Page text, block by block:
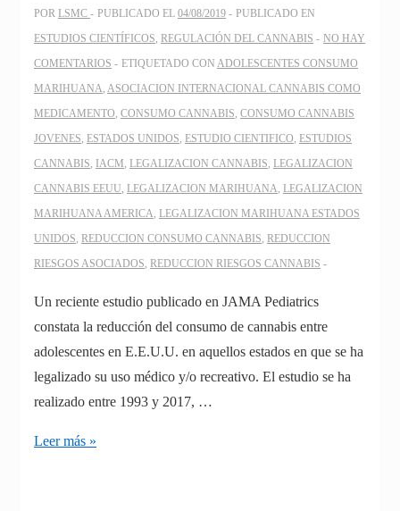
POR LSMC PUBLICADO EL 04/08/2019
PUBLICADO EN
ESTUDIOS CIENTÍFICOS, REGULACIÓN DEL CANNABIS
NO HAY
COMENTARIOS
ETIQUETADO CON ADOLESCENTES CONSUMO
MARIHUANA, ASOCIACION INTERNACIONAL CANNABIS COMO
MEDICAMENTO, CONSUMO CANNABIS, CONSUMO CANNABIS
JOVENES, ESTADOS UNIDOS, ESTUDIO CIENTIFICO, ESTUDIOS
CANNABIS, IACM, LEGALIZACION CANNABIS, LEGALIZACION
CANNABIS EEUU, LEGALIZACION MARIHUANA, LEGALIZACION
MARIHUANA AMERICA, LEGALIZACION MARIHUANA ESTADOS
UNIDOS, REDUCCION CONSUMO CANNABIS, REDUCCION
RIESGOS ASOCIADOS, REDUCCION RIESGOS CANNABIS
Un reciente estudio publicado en JAMA Pediatrics
constata la reducción del consumo de cannabis entre
adolescentes en E.E.U.U. en aquellos estados en que se ha
legalizado su uso médico y/o recreativo. El estudio se ha
realizado entre 1993 y 2017, …
Reduce
Leer más »